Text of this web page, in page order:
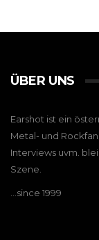
ÜBER UNS
Earshot ist ein
Metal- und
Interviews uvm.
Szene.
…since 1999